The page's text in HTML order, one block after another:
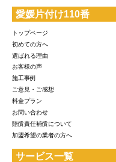
愛媛片付け110番
トップページ
初めての方へ
選ばれる理由
お客様の声
施工事例
ご意見・ご感想
料金プラン
お問い合わせ
賠償責任補償について
加盟希望の業者の方へ
サービス一覧